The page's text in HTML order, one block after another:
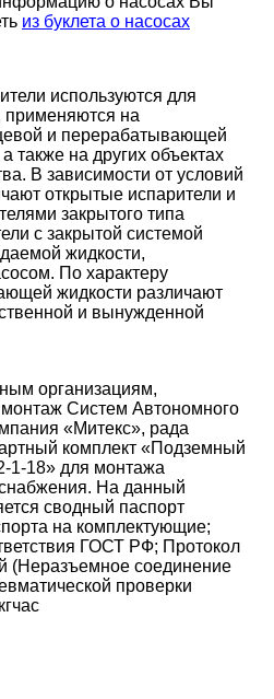
из буклета о насосах
используются для
на
и перерабатывающей
также на других объектах
В зависимости от условий
открытые испарители и
закрытого типа
с закрытой системой
жидкости,
По характеру
жидкости различают
и вынужденной
организациям,
Систем Автономного
«Митекс», рада
комплект «Подземный
1-18» для монтажа
На данный
сводный паспорт
на комплектующие;
ГОСТ РФ; Протокол
(Неразъемное соединение
проверки